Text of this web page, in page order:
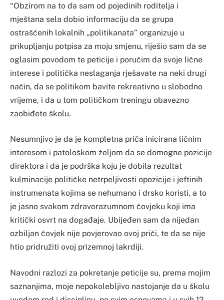
“Obzirom na to da sam od pojedinih roditelja i
mještana sela dobio informaciju da se grupa
ostrašćenih lokalnih „politikanata” organizuje u
prikupljanju potpisa za moju smjenu, riješio sam da se
oglasim povodom te peticije i poručim da svoje lične
interese i politička neslaganja rješavate na neki drugi
način, da se politikom bavite rekreativno u slobodno
vrijeme, i da u tom političkom treningu obavezno
zaobiđete školu.
Nesumnjivo je da je kompletna priča inicirana ličnim
interesom i patološkom željom da se domogne pozicije
direktora i da je podrška koju je dobila rezultat
kulminacije političke netrpeljivosti opozicije i jeftinih
instrumenata kojima se nehumano i drsko koristi, a to
je jasno svakom zdravorazumnom čovjeku koji ima
kritički osvrt na događaje. Ubijeđen sam da nijedan
ozbiljan čovjek nije povjerovao ovoj priči, te da se nije
htio pridružiti ovoj prizemnoj lakrdiji.
Navodni razlozi za pokretanje peticije su, prema mojim
saznanjima, moje nepokolebljivo nastojanje da u školu